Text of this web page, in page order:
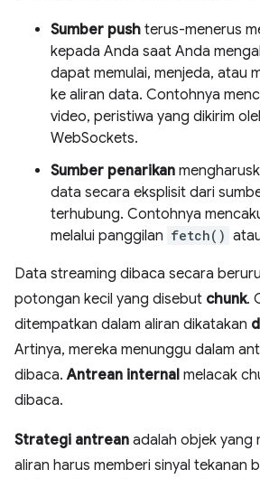
Sumber push terus-menerus
kepada Anda saat Anda
dapat memulai, menjeda, atau
ke aliran data. Contohnya
video, peristiwa yang dikirim
WebSockets.
Sumber penarikan
data secara eksplisit dari
terhubung. Contohnya
melalui panggilan fetch()
Data streaming dibaca secara
potongan kecil yang disebut chunk.
ditempatkan dalam aliran dikatakan
Artinya, mereka menunggu dalam
dibaca.Antrean internal melacak
dibaca.
Strategi antrean adalah objek yang
aliran harus memberi sinyal tekanan